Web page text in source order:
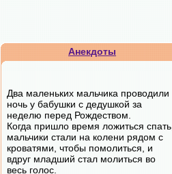
Анекдоты
Два маленьких мальчика проводили
ночь у бабушки с дедушкой за
неделю перед Рождеством.
Когда пришло время ложиться спать,
мальчики стали на колени рядом с
кроватями, чтобы помолиться, и
вдруг младший стал молиться во
весь голос.